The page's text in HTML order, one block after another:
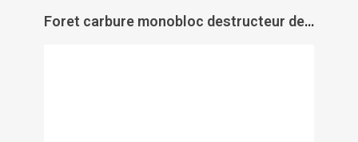
Foret carbure monobloc destructeur de cylindres et verrous - TIVOLY